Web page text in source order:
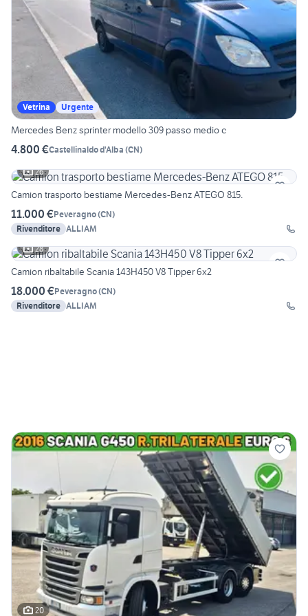
Vetrina Urgente
Mercedes Benz sprinter modello 309 passo medio c
4.800 €Castellinaldo d'Alba (CN)
26
Camion trasporto bestiame Mercedes-Benz ATEGO 815.
11.000 €Peveragno(CN)
Rivenditore ALLIAM
28
Camion ribaltabile Scania 143H450 V8 Tipper 6x2
18.000 €Peveragno(CN)
Rivenditore ALLIAM
20